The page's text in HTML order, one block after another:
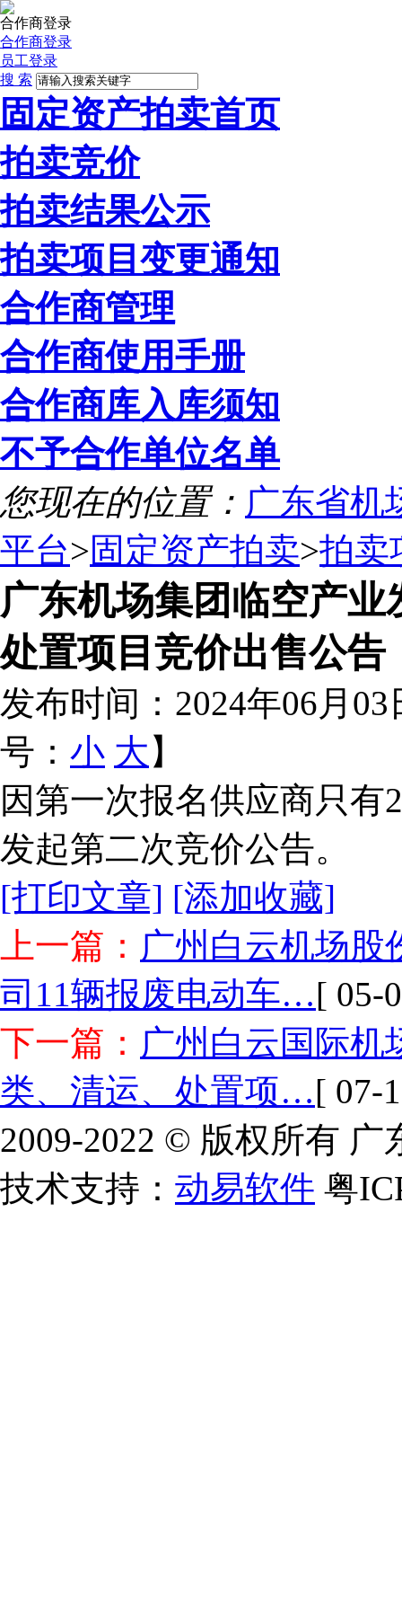
合作商登录
合作商登录
员工登录
搜 索
固定资产拍卖首页
拍卖竞价
拍卖结果公示
拍卖项目变更通知
合作商管理
合作商使用手册
合作商库入库须知
不予合作单位名单
您现在的位置： 广东省机
平台>固定资产拍卖>拍卖
广东机场集团临空产
处置项目竞价出售公
发布时间：2024年06月03
号： 小 大 】
因第一次报名供应商只
发起第二次竞价公告。
[打印文章] [添加收藏]
上一篇： 广州白云机场股
司11辆报废电动车…[ 05-
下一篇： 广州白云国际机
类、清运、处置项…[ 07-
2009-2022 © 版权所有
技术支持： 动易软件 粤